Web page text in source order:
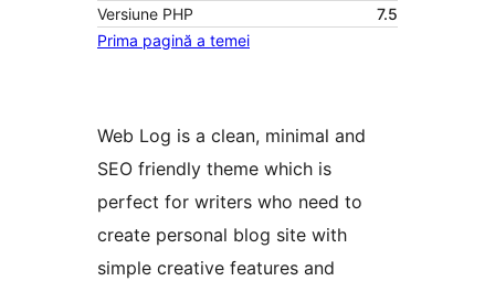
Versiune PHP
7.5
Prima pagină a temei
Web Log is a clean, minimal and
SEO friendly theme which is
perfect for writers who need to
create personal blog site with
simple creative features and